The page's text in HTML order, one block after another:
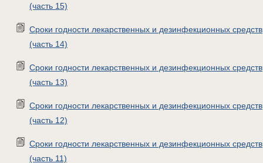
(часть 15)
Сроки годности лекарственных и дезинфекционных средств
(часть 14)
Сроки годности лекарственных и дезинфекционных средств
(часть 13)
Сроки годности лекарственных и дезинфекционных средств
(часть 12)
Сроки годности лекарственных и дезинфекционных средств
(часть 11)